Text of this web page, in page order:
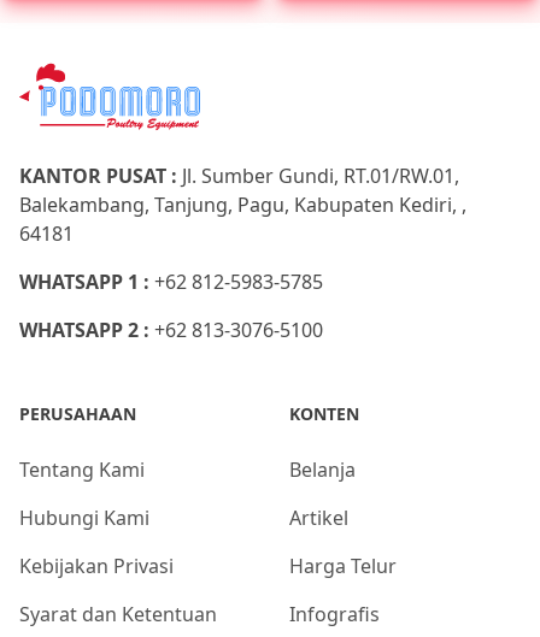
KANTOR PUSAT : Jl. Sumber Gundi, RT.01/RW.01,
Balekambang, Tanjung, Pagu, Kabupaten Kediri, ,
64181
WHATSAPP 1 : +62 812-5983-5785
WHATSAPP 2 : +62 813-3076-5100
PERUSAHAAN
Tentang Kami
Hubungi Kami
Kebijakan Privasi
Syarat dan Ketentuan
KONTEN
Belanja
Artikel
Harga Telur
Infografis